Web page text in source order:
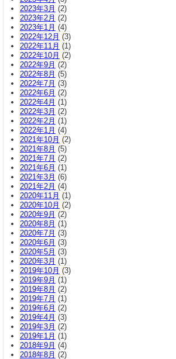
2023年3月 (2)
2023年2月 (2)
2023年1月 (4)
2022年12月 (3)
2022年11月 (1)
2022年10月 (2)
2022年9月 (2)
2022年8月 (5)
2022年7月 (3)
2022年6月 (2)
2022年4月 (1)
2022年3月 (2)
2022年2月 (1)
2022年1月 (4)
2021年10月 (2)
2021年8月 (5)
2021年7月 (2)
2021年6月 (1)
2021年3月 (6)
2021年2月 (4)
2020年11月 (1)
2020年10月 (2)
2020年9月 (2)
2020年8月 (1)
2020年7月 (3)
2020年6月 (3)
2020年5月 (3)
2020年3月 (1)
2019年10月 (3)
2019年9月 (1)
2019年8月 (2)
2019年7月 (1)
2019年6月 (2)
2019年4月 (3)
2019年3月 (2)
2019年1月 (1)
2018年9月 (4)
2018年8月 (2)